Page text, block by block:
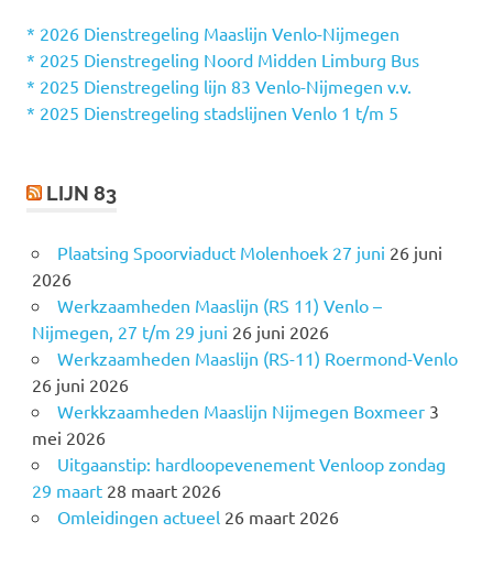
n
a
a
r
* 2026 Dienstregeling Maaslijn Venlo-Nijmegen
* 2025 Dienstregeling Noord Midden Limburg Bus
* 2025 Dienstregeling lijn 83 Venlo-Nijmegen v.v.
* 2025 Dienstregeling stadslijnen Venlo 1 t/m 5
LIJN 83
Plaatsing Spoorviaduct Molenhoek 27 juni 26 juni
2026
Werkzaamheden Maaslijn (RS 11) Venlo –
Nijmegen, 27 t/m 29 juni 26 juni 2026
Werkzaamheden Maaslijn (RS-11) Roermond-Venlo
26 juni 2026
Werkkzaamheden Maaslijn Nijmegen Boxmeer 3
mei 2026
Uitgaanstip: hardloopevenement Venloop zondag
29 maart 28 maart 2026
Omleidingen actueel 26 maart 2026